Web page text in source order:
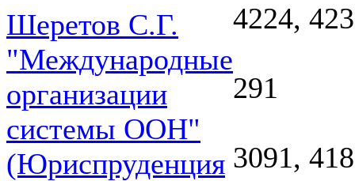
Шеретов С.Г.
"Международные
организации
системы ООН"
(Юриспруденция
4224,
291
3091,